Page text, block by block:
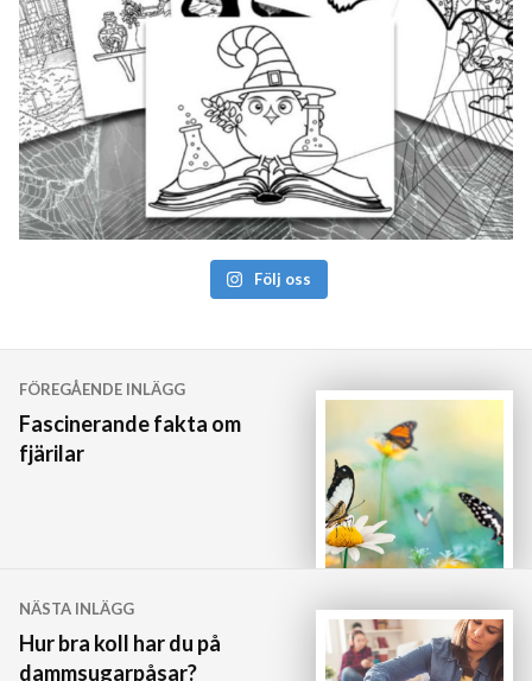
Följ oss
Inläggsnavigering
FÖREGÅENDE INLÄGG
Fascinerande fakta om
fjärilar
NÄSTA INLÄGG
Hur bra koll har du på
dammsugarpåsar?